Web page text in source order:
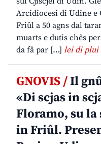
Arcidiocesi di Udine e
Friûl a 50 agns dal
muarts e dutis chês
da fâ par […] lei di plui
GNOVIS /Il
«Di scjas in
Floramo, su
in Friûl.